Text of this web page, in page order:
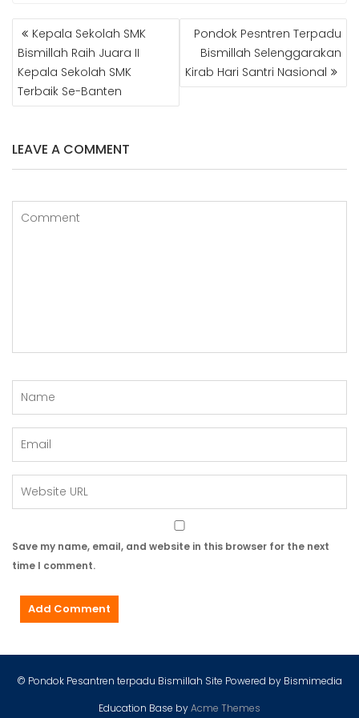
POST
NAVIGATION
Kepala Sekolah SMK
Bismillah Raih Juara II
Kepala Sekolah SMK
Terbaik Se-Banten
Pondok Pesntren Terpadu
Bismillah Selenggarakan
Kirab Hari Santri Nasional
LEAVE A COMMENT
Save my name, email, and website in this browser for the next
time I comment.
© Pondok Pesantren terpadu Bismillah Site Powered by Bismimedia
Education Base byAcme Themes